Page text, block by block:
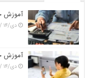
آموزش
دی/۱۴ / ۱۴۰۴
آموزش
دی/۱۴ / ۱۴۰۴